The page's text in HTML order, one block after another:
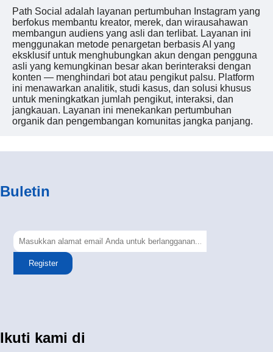
Path Social adalah layanan pertumbuhan Instagram yang
berfokus membantu kreator, merek, dan wirausahawan
membangun audiens yang asli dan terlibat. Layanan ini
menggunakan metode penargetan berbasis AI yang
eksklusif untuk menghubungkan akun dengan pengguna
asli yang kemungkinan besar akan berinteraksi dengan
konten — menghindari bot atau pengikut palsu. Platform
ini menawarkan analitik, studi kasus, dan solusi khusus
untuk meningkatkan jumlah pengikut, interaksi, dan
jangkauan. Layanan ini menekankan pertumbuhan
organik dan pengembangan komunitas jangka panjang.
Buletin
Register
Ikuti kami di